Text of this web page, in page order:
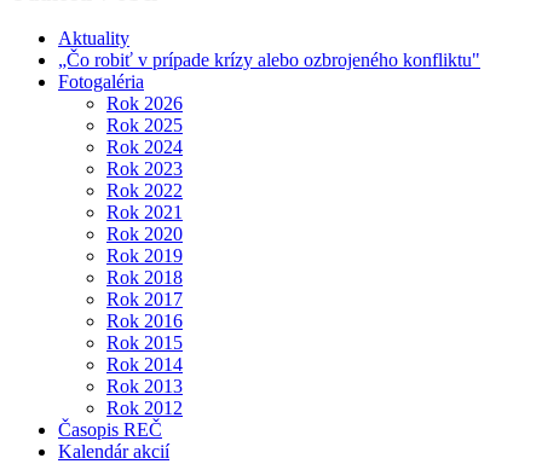
Aktuality
„Čo robiť v prípade krízy alebo ozbrojeného konfliktu"
Fotogaléria
Rok 2026
Rok 2025
Rok 2024
Rok 2023
Rok 2022
Rok 2021
Rok 2020
Rok 2019
Rok 2018
Rok 2017
Rok 2016
Rok 2015
Rok 2014
Rok 2013
Rok 2012
Časopis REČ
Kalendár akcií